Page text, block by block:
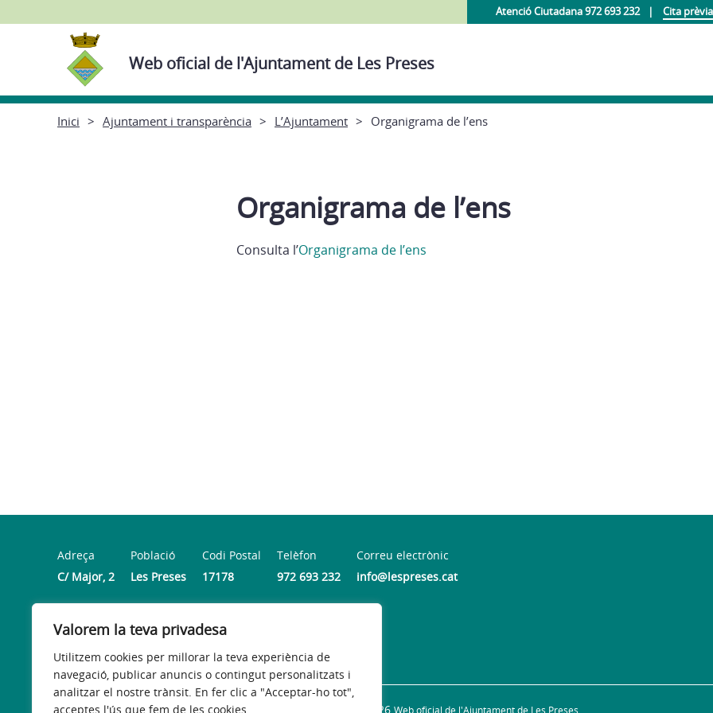
Valorem la teva privadesa
Utilitzem cookies per millorar la teva experiència de
navegació, publicar anuncis o contingut personalitzats i
analitzar el nostre trànsit. En fer clic a "Acceptar-ho tot",
acceptes l'ús que fem de les cookies.
Atenció Ciutadana 972 693 232 Cita prèvia
Web oficial de l'Ajuntament de Les Preses
Inici Ajuntament i transparència L’Ajuntament Organigrama de l’ens
Organigrama de l’ens
Consulta l’Organigrama de l’ens
Adreça
C/ Major, 2
Població
Les Preses
Codi Postal
17178
Telèfon
972 693 232
Correu electrònic
info@lespreses.cat
Horari
De dillus a divendres de 8.30 h a 14 h i dijous de 16 h a 19 h
Avís legal Política de privacitat © 2026